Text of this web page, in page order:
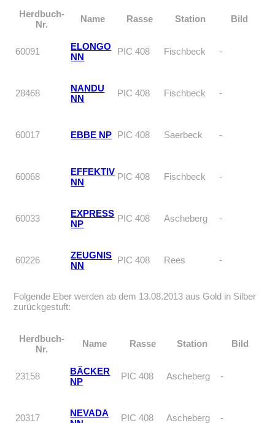
Herdbuch-
Nr.
Name Rasse Station Bild
60091
ELONGO
NN
PIC 408 Fischbeck -
28468
NANDU
NN
PIC 408 Fischbeck -
60017 EBBE NP PIC 408 Saerbeck -
60068
EFFEKTIV
NN
PIC 408 Fischbeck -
60033
EXPRESS
NP
PIC 408 Ascheberg -
60226
ZEUGNIS
NN
PIC 408 Rees -
Folgende Eber werden ab dem 13.08.2013 aus Gold in Silber
zurückgestuft:
Herdbuch-
Nr.
Name Rasse Station Bild
23158
BÄCKER
NP
PIC 408 Ascheberg -
20317
NEVADA
PIC 408 Ascheberg -